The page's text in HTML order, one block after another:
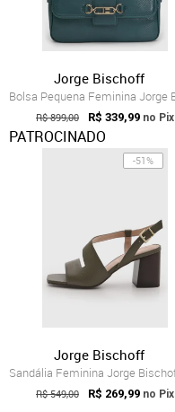
Jorge Bischoff
R$ 899,00 R$ 339,99 no Pix
PATROCINADO
-51%
Jorge Bischoff
R$ 549,00 R$ 269,99 no Pix